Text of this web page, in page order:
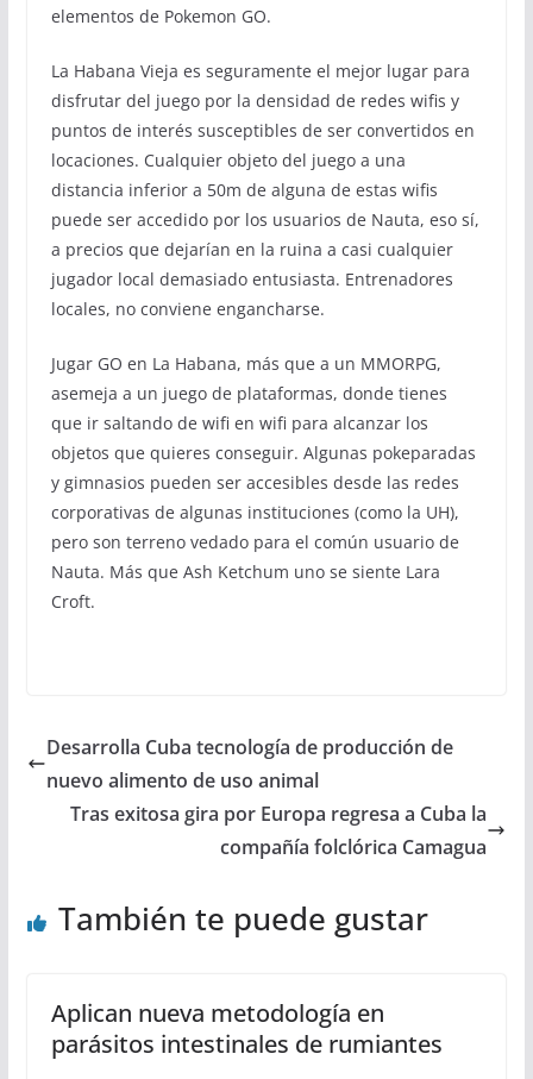
elementos de Pokemon GO.
La Habana Vieja es seguramente el mejor lugar para
disfrutar del juego por la densidad de redes wifis y
puntos de interés susceptibles de ser convertidos en
locaciones. Cualquier objeto del juego a una
distancia inferior a 50m de alguna de estas wifis
puede ser accedido por los usuarios de Nauta, eso sí,
a precios que dejarían en la ruina a casi cualquier
jugador local demasiado entusiasta. Entrenadores
locales, no conviene engancharse.
Jugar GO en La Habana, más que a un MMORPG,
asemeja a un juego de plataformas, donde tienes
que ir saltando de wifi en wifi para alcanzar los
objetos que quieres conseguir. Algunas pokeparadas
y gimnasios pueden ser accesibles desde las redes
corporativas de algunas instituciones (como la UH),
pero son terreno vedado para el común usuario de
Nauta. Más que Ash Ketchum uno se siente Lara
Croft.
Desarrolla Cuba tecnología de producción de
nuevo alimento de uso animal
Tras exitosa gira por Europa regresa a Cuba la
compañía folclórica Camagua
También te puede gustar
Aplican nueva metodología en
parásitos intestinales de rumiantes